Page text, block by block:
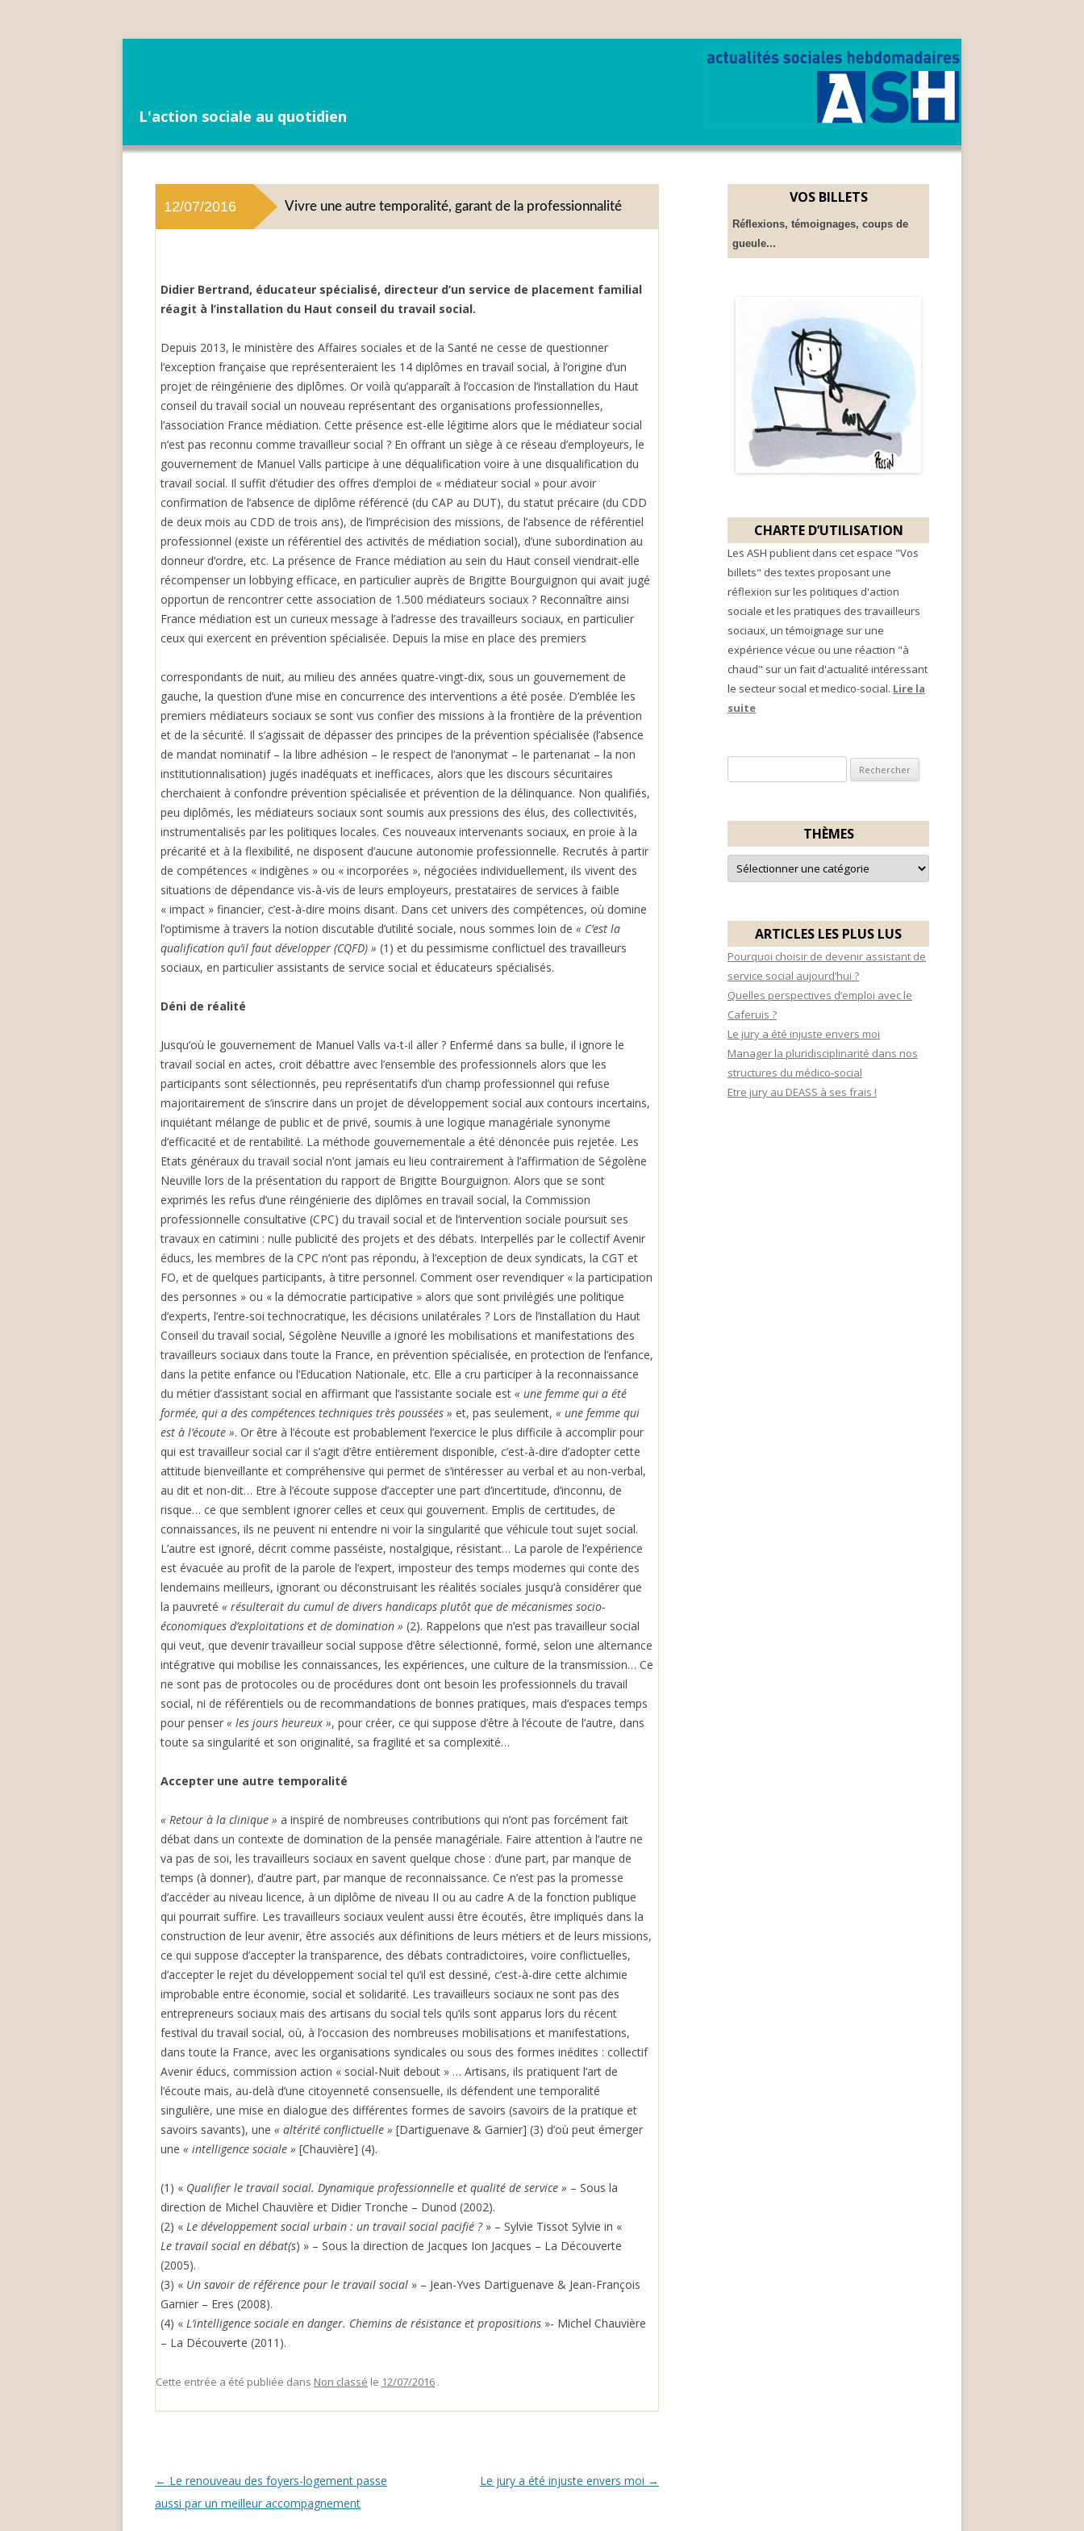
L'action sociale au quotidien
au
12/07/2016 Vivre une autre temporalité, garant de la professionnalité
Didier Bertrand, éducateur spécialisé, directeur d’un service de placement familial
réagit à l’installation du Haut conseil du travail social.
Depuis 2013, le ministère des Affaires sociales et de la Santé ne cesse de questionner
l’exception française que représenteraient les 14 diplômes en travail social, à l’origine d’un
projet de réingénierie des diplômes. Or voilà qu’apparaît à l’occasion de l’installation du Haut
conseil du travail social un nouveau représentant des organisations professionnelles,
l’association France médiation. Cette présence est-elle légitime alors que le médiateur social
n’est pas reconnu comme travailleur social ? En offrant un siège à ce réseau d’employeurs, le
gouvernement de Manuel Valls participe à une déqualification voire à une disqualification du
travail social. Il suffit d’étudier des offres d’emploi de « médiateur social » pour avoir
confirmation de l’absence de diplôme référencé (du CAP au DUT), du statut précaire (du CDD
de deux mois au CDD de trois ans), de l’imprécision des missions, de l’absence de référentiel
professionnel (existe un référentiel des activités de médiation social), d’une subordination au
donneur d’ordre, etc. La présence de France médiation au sein du Haut conseil viendrait-elle
récompenser un lobbying efficace, en particulier auprès de Brigitte Bourguignon qui avait jugé
opportun de rencontrer cette association de 1.500 médiateurs sociaux ? Reconnaître ainsi
France médiation est un curieux message à l’adresse des travailleurs sociaux, en particulier
ceux qui exercent en prévention spécialisée. Depuis la mise en place des premiers
correspondants de nuit, au milieu des années quatre-vingt-dix, sous un gouvernement de
gauche, la question d’une mise en concurrence des interventions a été posée. D’emblée les
premiers médiateurs sociaux se sont vus confier des missions à la frontière de la prévention
et de la sécurité. Il s’agissait de dépasser des principes de la prévention spécialisée (l’absence
de mandat nominatif – la libre adhésion – le respect de l’anonymat – le partenariat – la non
institutionnalisation) jugés inadéquats et inefficaces, alors que les discours sécuritaires
cherchaient à confondre prévention spécialisée et prévention de la délinquance. Non qualifiés,
peu diplômés, les médiateurs sociaux sont soumis aux pressions des élus, des collectivités,
instrumentalisés par les politiques locales. Ces nouveaux intervenants sociaux, en proie à la
précarité et à la flexibilité, ne disposent d’aucune autonomie professionnelle. Recrutés à partir
de compétences « indigènes » ou « incorporées », négociées individuellement, ils vivent des
situations de dépendance vis-à-vis de leurs employeurs, prestataires de services à faible
« impact » financier, c’est-à-dire moins disant. Dans cet univers des compétences, où domine
l’optimisme à travers la notion discutable d’utilité sociale, nous sommes loin de « C’est la
qualification qu’il faut développer (CQFD) » (1) et du pessimisme conflictuel des travailleurs
sociaux, en particulier assistants de service social et éducateurs spécialisés.
Déni de réalité
Jusqu’où le gouvernement de Manuel Valls va-t-il aller ? Enfermé dans sa bulle, il ignore le
travail social en actes, croit débattre avec l’ensemble des professionnels alors que les
participants sont sélectionnés, peu représentatifs d’un champ professionnel qui refuse
majoritairement de s’inscrire dans un projet de développement social aux contours incertains,
inquiétant mélange de public et de privé, soumis à une logique managériale synonyme
d’efficacité et de rentabilité. La méthode gouvernementale a été dénoncée puis rejetée. Les
Etats généraux du travail social n’ont jamais eu lieu contrairement à l’affirmation de Ségolène
Neuville lors de la présentation du rapport de Brigitte Bourguignon. Alors que se sont
exprimés les refus d’une réingénierie des diplômes en travail social, la Commission
professionnelle consultative (CPC) du travail social et de l’intervention sociale poursuit ses
travaux en catimini : nulle publicité des projets et des débats. Interpellés par le collectif Avenir
éducs, les membres de la CPC n’ont pas répondu, à l’exception de deux syndicats, la CGT et
FO, et de quelques participants, à titre personnel. Comment oser revendiquer « la participation
des personnes » ou « la démocratie participative » alors que sont privilégiés une politique
d’experts, l’entre-soi technocratique, les décisions unilatérales ? Lors de l’installation du Haut
Conseil du travail social, Ségolène Neuville a ignoré les mobilisations et manifestations des
travailleurs sociaux dans toute la France, en prévention spécialisée, en protection de l’enfance,
dans la petite enfance ou l’Education Nationale, etc. Elle a cru participer à la reconnaissance
du métier d’assistant social en affirmant que l’assistante sociale est « une femme qui a été
formée, qui a des compétences techniques très poussées » et, pas seulement, « une femme qui
est à l’écoute ». Or être à l’écoute est probablement l’exercice le plus difficile à accomplir pour
qui est travailleur social car il s’agit d’être entièrement disponible, c’est-à-dire d’adopter cette
attitude bienveillante et compréhensive qui permet de s’intéresser au verbal et au non-verbal,
au dit et non-dit… Etre à l’écoute suppose d’accepter une part d’incertitude, d’inconnu, de
risque… ce que semblent ignorer celles et ceux qui gouvernent. Emplis de certitudes, de
connaissances, ils ne peuvent ni entendre ni voir la singularité que véhicule tout sujet social.
L’autre est ignoré, décrit comme passéiste, nostalgique, résistant… La parole de l’expérience
est évacuée au profit de la parole de l’expert, imposteur des temps modernes qui conte des
lendemains meilleurs, ignorant ou déconstruisant les réalités sociales jusqu’à considérer que
la pauvreté « résulterait du cumul de divers handicaps plutôt que de mécanismes socio-
économiques d’exploitations et de domination » (2). Rappelons que n’est pas travailleur social
qui veut, que devenir travailleur social suppose d’être sélectionné, formé, selon une alternance
intégrative qui mobilise les connaissances, les expériences, une culture de la transmission… Ce
ne sont pas de protocoles ou de procédures dont ont besoin les professionnels du travail
social, ni de référentiels ou de recommandations de bonnes pratiques, mais d’espaces temps
pour penser « les jours heureux », pour créer, ce qui suppose d’être à l’écoute de l’autre, dans
toute sa singularité et son originalité, sa fragilité et sa complexité…
Accepter une autre temporalité
« Retour à la clinique » a inspiré de nombreuses contributions qui n’ont pas forcément fait
débat dans un contexte de domination de la pensée managériale. Faire attention à l’autre ne
va pas de soi, les travailleurs sociaux en savent quelque chose : d’une part, par manque de
temps (à donner), d’autre part, par manque de reconnaissance. Ce n’est pas la promesse
d’accéder au niveau licence, à un diplôme de niveau II ou au cadre A de la fonction publique
qui pourrait suffire. Les travailleurs sociaux veulent aussi être écoutés, être impliqués dans la
construction de leur avenir, être associés aux définitions de leurs métiers et de leurs missions,
ce qui suppose d’accepter la transparence, des débats contradictoires, voire conflictuelles,
d’accepter le rejet du développement social tel qu’il est dessiné, c’est-à-dire cette alchimie
improbable entre économie, social et solidarité. Les travailleurs sociaux ne sont pas des
entrepreneurs sociaux mais des artisans du social tels qu’ils sont apparus lors du récent
festival du travail social, où, à l’occasion des nombreuses mobilisations et manifestations,
dans toute la France, avec les organisations syndicales ou sous des formes inédites : collectif
Avenir éducs, commission action « social-Nuit debout » … Artisans, ils pratiquent l’art de
l’écoute mais, au-delà d’une citoyenneté consensuelle, ils défendent une temporalité
singulière, une mise en dialogue des différentes formes de savoirs (savoirs de la pratique et
savoirs savants), une « altérité conflictuelle » [Dartiguenave & Garnier] (3) d’où peut émerger
une « intelligence sociale » [Chauvière] (4).
(1) « Qualifier le travail social. Dynamique professionnelle et qualité de service » – Sous la
direction de Michel Chauvière et Didier Tronche – Dunod (2002).
(2) « Le développement social urbain : un travail social pacifié ?» – Sylvie Tissot Sylvie in «
Le travail social en débat(s) » – Sous la direction de Jacques Ion Jacques – La Découverte
(2005).
(3) « Un savoir de référence pour le travail social » – Jean-Yves Dartiguenave & Jean-François
Garnier – Eres (2008).
(4) « L’intelligence sociale en danger. Chemins de résistance et propositions »- Michel Chauvière
– La Découverte (2011).
Cette entrée a été publiée dans Non classé le 12/07/2016 .
Navigation
des
← Le renouveau des foyers-logement passe
aussi par un meilleur accompagnement
Le jury a été injuste envers moi →
VOS BILLETS
Réflexions, témoignages, coups de
gueule...
CHARTE D’UTILISATION
Les ASH publient dans cet espace "Vos
billets" des textes proposant une
réflexion sur les politiques d'action
sociale et les pratiques des travailleurs
sociaux, un témoignage sur une
expérience vécue ou une réaction "à
chaud" sur un fait d'actualité intéressant
le secteur social et medico-social. Lire la
suite
e
h
e
c
e
:
THÈMES
T
m
ARTICLES LES PLUS LUS
Pourquoi choisir de devenir assistant de
service social aujourd’hui ?
Quelles perspectives d’emploi avec le
Caferuis ?
Le jury a été injuste envers moi
Manager la pluridisciplinarité dans nos
structures du médico-social
Etre jury au DEASS à ses frais !